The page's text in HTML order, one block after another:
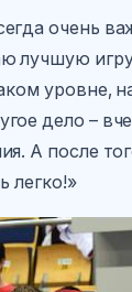
очень
лучшую
уровне,
дело –
А после
легко!»